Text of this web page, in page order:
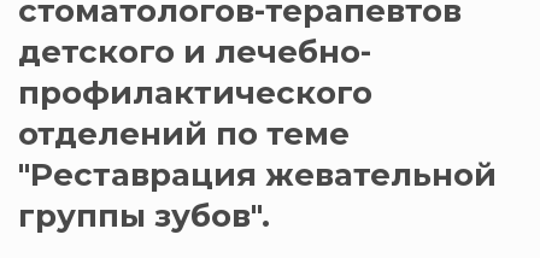
стоматологов-терапевтов
детского и лечебно-
профилактического
отделений по теме
"Реставрация жевательной
группы зубов".